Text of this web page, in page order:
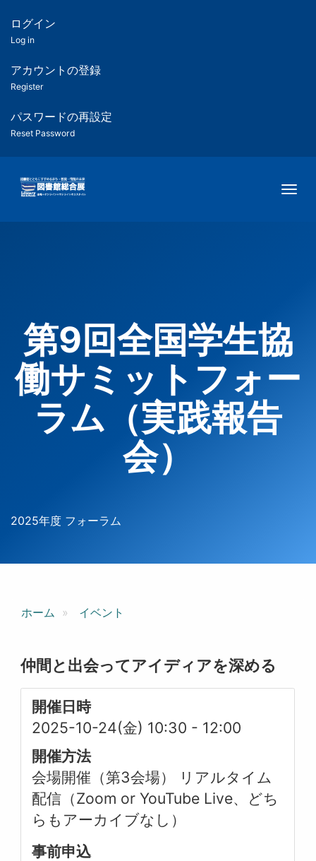
ツ
匿
名
ユ
ー
ー
用
メ
ログイン
Log in
アカウントの登録
Register
パスワードの再設定
Reset Password
第9回全国学生協
働サミットフォー
ラム（実践報告
会）
2025年度 フォーラム
ホーム イベント
仲間と出会ってアイディアを深める
開催日時
2025-10-24(金) 10:30 - 12:00
開催方法
会場開催（第3会場） リアルタイム
配信（Zoom or YouTube Live、どち
らもアーカイブなし）
事前申込